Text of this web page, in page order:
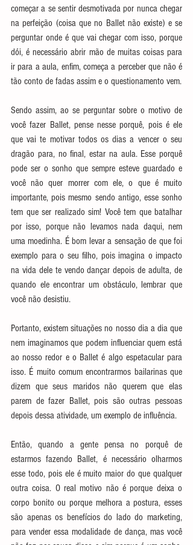
começar a se sentir desmotivada por nunca chegar
na perfeição (coisa que no Ballet não existe) e se
perguntar onde é que vai chegar com isso, porque
dói, é necessário abrir mão de muitas coisas para
ir para a aula, enfim, começa a perceber que não é
Sendo assim, ao se perguntar sobre o motivo de
você fazer Ballet, pense nesse porquê, pois é ele
que vai te motivar todos os dias a vencer o seu
dragão para, no final, estar na aula. Esse porquê
pode ser o sonho que sempre esteve guardado e
você não quer morrer com ele, o que é muito
importante, pois mesmo sendo antigo, esse sonho
tem que ser realizado sim! Você tem que batalhar
por isso, porque não levamos nada daqui, nem
uma moedinha. É bom levar a sensação de que foi
exemplo para o seu filho, pois imagina o impacto
na vida dele te vendo dançar depois de adulta, de
quando ele encontrar um obstáculo, lembrar que
você não desistiu.
Portanto, existem situações no nosso dia a dia que
nem imaginamos que podem influenciar quem está
ao nosso redor e o Ballet é algo espetacular para
isso. É muito comum encontrarmos bailarinas que
dizem que seus maridos não querem que elas
parem de fazer Ballet, pois são outras pessoas
depois dessa atividade, um exemplo de influência.
Então, quando a gente pensa no porquê de
estarmos fazendo Ballet, é necessário olharmos
esse todo, pois ele é muito maior do que qualquer
outra coisa. O real motivo não é porque deixa o
corpo bonito ou porque melhora a postura, esses
são apenas os benefícios do lado do marketing,
para vender essa modalidade de dança, mas você